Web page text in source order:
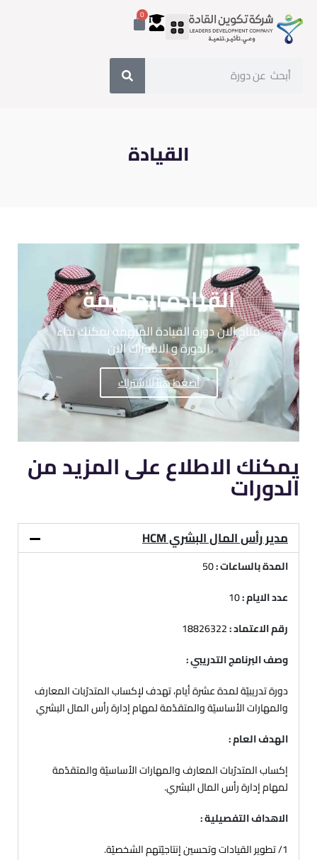
0
القيادة
القيادة الملهمة
متاح الان دورة القيادة الملهمة يمكنك بداء
الدورة و الاشتراك الان
أضغط هنا للاشتراك
يمكنك الاطلاع على المزيد من
الدورات
مدير رأس المال البشري HCM
المدة بالساعات :50
عدد الايام :
رقم الاعتماد :
وصف البرنامج التدريبي :
دورة تدريبيّة لمدة عشرة أيام، تهدف لإكساب المتدرّبات المعارف
والمهارات الأساسيّة والمتقدّمة لمهام إدارة رأس المال البشري
الهدف العام :
إكساب المتدرّبات المعارف والمهارات الأساسيّة والمتقدّمة
لمهام إدارة رأس المال البشري.
الاهداف التفصيلية :
1/ تطوير القيادات وتحسين إنتاجيّتهم الشخصيّة.